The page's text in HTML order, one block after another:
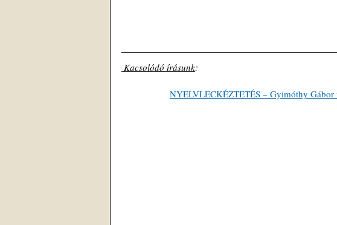
Kacsolódó írásunk:
NYELVLECKÉZTETÉS – Gyimóthy